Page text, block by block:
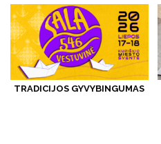
TRADICIJOS GYVYBINGUMAS